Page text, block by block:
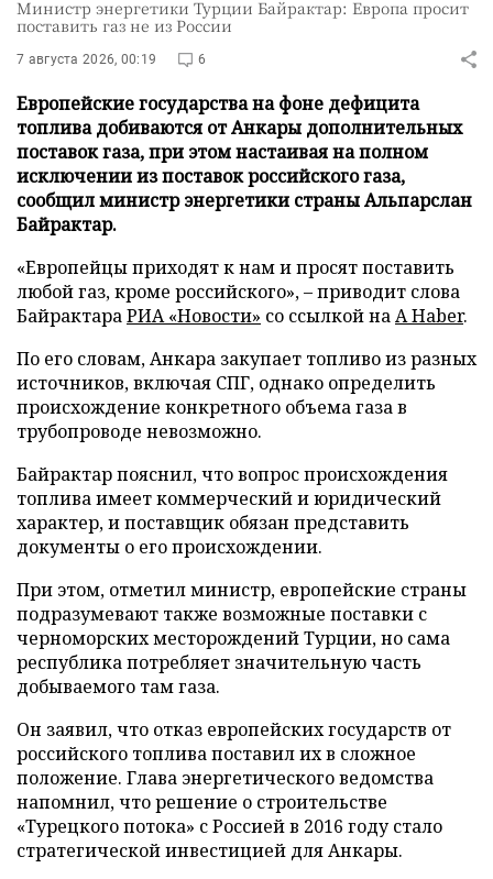
Министр энергетики Турции Байрактар: Европа просит
поставить газ не из России
7 августа 2026, 00:19 6
Европейские государства на фоне дефицита
топлива добиваются от Анкары дополнительных
поставок газа, при этом настаивая на полном
исключении из поставок российского газа,
сообщил министр энергетики страны Альпарслан
Байрактар.
«Европейцы приходят к нам и просят поставить
любой газ, кроме российского», – приводит слова
БайрактараРИА «Новости» со ссылкой наA Haber.
По его словам, Анкара закупает топливо из разных
источников, включая СПГ, однако определить
происхождение конкретного объема газа в
трубопроводе невозможно.
Байрактар пояснил, что вопрос происхождения
топлива имеет коммерческий и юридический
характер, и поставщик обязан представить
документы о его происхождении.
При этом, отметил министр, европейские страны
подразумевают также возможные поставки с
черноморских месторождений Турции, но сама
республика потребляет значительную часть
добываемого там газа.
Он заявил, что отказ европейских государств от
российского топлива поставил их в сложное
положение. Глава энергетического ведомства
напомнил, что решение о строительстве
«Турецкого потока» с Россией в 2016 году стало
стратегической инвестицией для Анкары.